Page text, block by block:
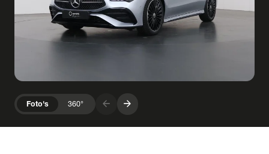
Foto's 360° arrow_forward arrow_forward